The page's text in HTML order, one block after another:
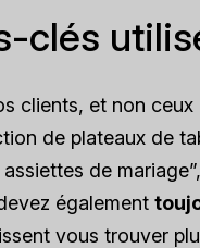
clés
clients, et non
de plateaux de
de
également
vous trouver